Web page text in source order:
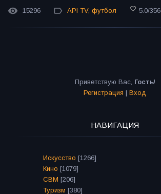
15296 API TV, футбол 5.0/356
Приветствую Вас, Гость!
Регистрация | Вход
НАВИГАЦИЯ
Искусство [1266]
Кино [1079]
СВМ [206]
Туризм [380]